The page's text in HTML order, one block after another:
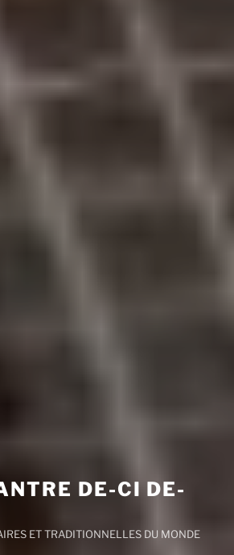
DE-CI DE-
ET TRADITIONNELLES DU MONDE